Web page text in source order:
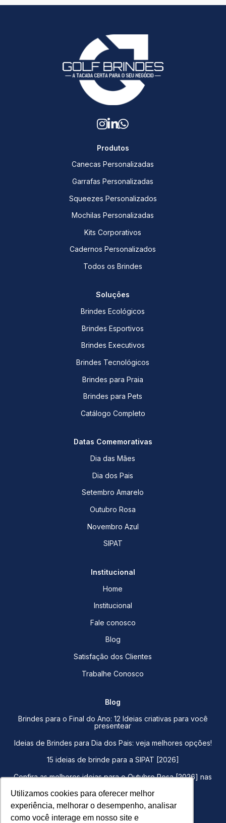
Utilizamos cookies para oferecer melhor
experiência, melhorar o desempenho, analisar
como você interage em nosso site e
Utilizamos cookies para oferecer melhor
experiência, melhorar o desempenho, analisar
como você interage em nosso site e
Produtos
Canecas Personalizadas
Garrafas Personalizadas
Squeezes Personalizados
Mochilas Personalizadas
Kits Corporativos
Cadernos Personalizados
Todos os Brindes
Soluções
Brindes Ecológicos
Brindes Esportivos
Brindes Executivos
Brindes Tecnológicos
Brindes para Praia
Brindes para Pets
Catálogo Completo
Datas Comemorativas
Dia das Mães
Dia dos Pais
Setembro Amarelo
Outubro Rosa
Novembro Azul
SIPAT
Institucional
Home
Institucional
Fale conosco
Blog
Satisfação dos Clientes
Trabalhe Conosco
Blog
Brindes para o Final do Ano: 12 Ideias criativas para você
presentear
Ideias de Brindes para Dia dos Pais: veja melhores opções!
15 ideias de brinde para a SIPAT [2026]
Confira as melhores ideias para o Outubro Rosa [2026] nas
Brindes para funcionários, entenda quais são os
benefícios!